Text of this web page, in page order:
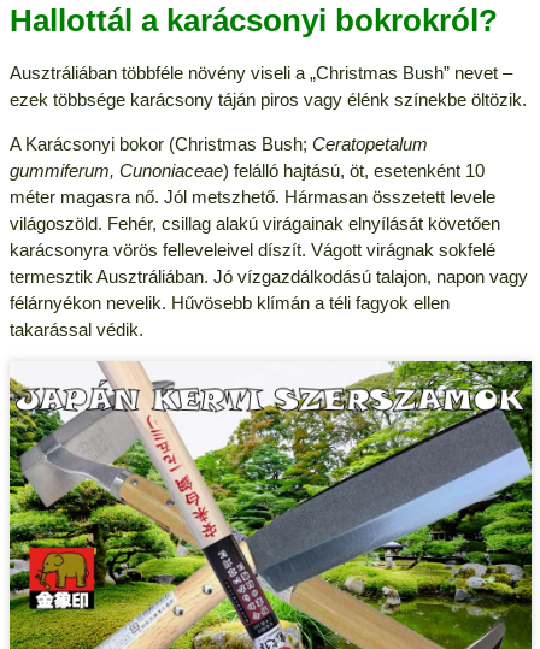
Hallottál a karácsonyi bokrokról?
Ausztráliában többféle növény viseli a „Christmas Bush” nevet –
ezek többsége karácsony táján piros vagy élénk színekbe öltözik.
A Karácsonyi bokor (Christmas Bush; Ceratopetalum
gummiferum, Cunoniaceae) felálló hajtású, öt, esetenként 10
méter magasra nő. Jól metszhető. Hármasan összetett levele
világoszöld. Fehér, csillag alakú virágainak elnyílását követően
karácsonyra vörös felleveleivel díszít. Vágott virágnak sokfelé
termesztik Ausztráliában. Jó vízgazdálkodású talajon, napon vagy
félárnyékon nevelik. Hűvösebb klímán a téli fagyok ellen
takarással védik.